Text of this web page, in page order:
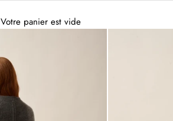
Votre panier est vide